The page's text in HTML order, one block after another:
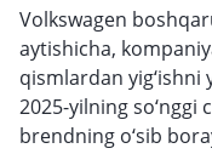
Volkswagen
aytishicha,
qismlardan yig‘ishni
2025-yilning
brendning o‘sib